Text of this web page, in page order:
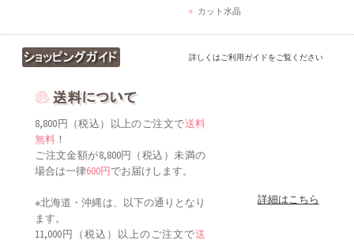
カット水晶
詳しくはご利用ガイドをご覧ください
8,800円（税込）以上のご注文で送料
無料 ！
ご注文金額が8,800円（税込）未満の
場合は一律600円でお届けします。
※北海道・沖縄は、以下の通りとなり
ます。
11,000円（税込）以上のご注文で送
詳細はこちら